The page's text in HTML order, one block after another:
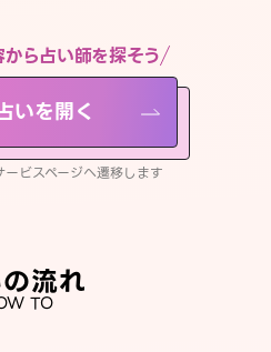
ら占い師を探そう
いを開く
ビスページへ遷移します
流れ
TO